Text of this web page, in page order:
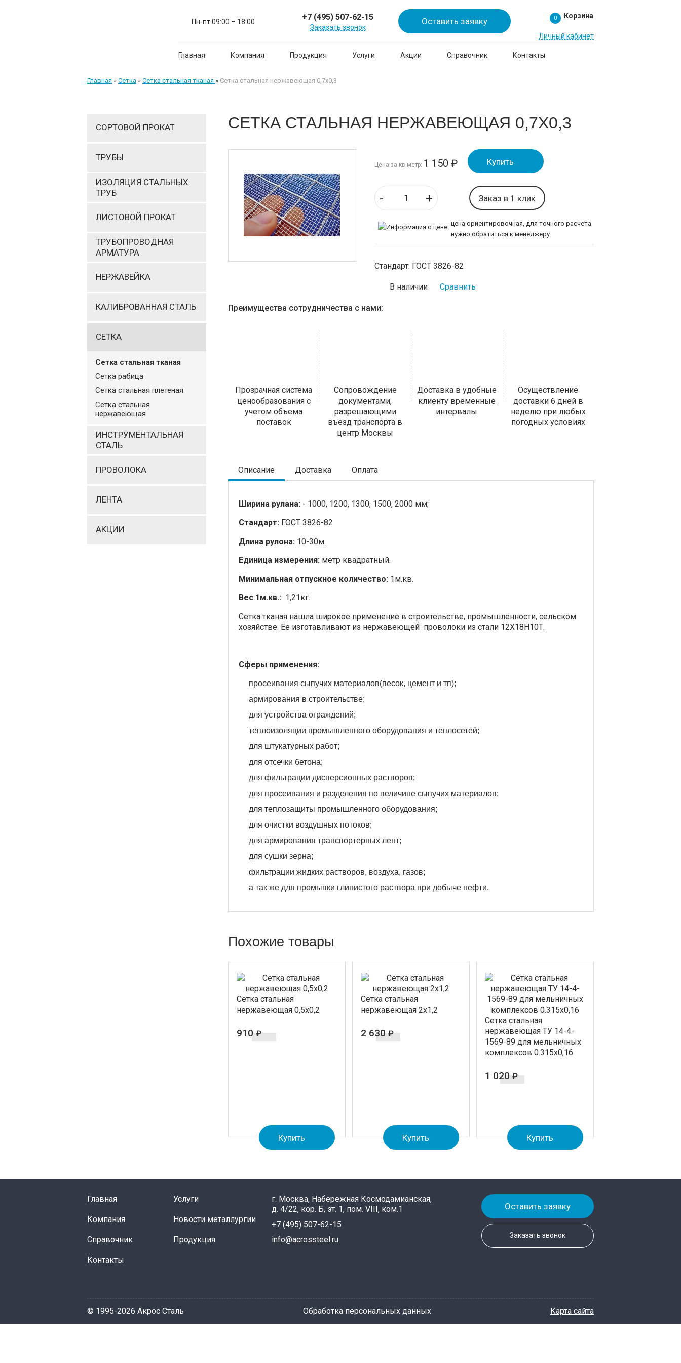
Пн-пт 09:00 – 18:00 +7 (495) 507-62-15
Заказать звонок
Оставить заявку
Корзина
0
Личный кабинет
Главная Компания Продукция Услуги Акции Справочник Контакты
Главная » Сетка » Cетка стальная тканая » Cетка стальная нержавеющая 0,7х0,3
СОРТОВОЙ ПРОКАТ
ТРУБЫ
ИЗОЛЯЦИЯ СТАЛЬНЫХ
ТРУБ
ЛИСТОВОЙ ПРОКАТ
ТРУБОПРОВОДНАЯ
АРМАТУРА
НЕРЖАВЕЙКА
КАЛИБРОВАННАЯ СТАЛЬ
СЕТКА
Cетка стальная тканая
Сетка рабица
Сетка стальная плетеная
Сетка стальная
нержавеющая
ИНСТРУМЕНТАЛЬНАЯ
СТАЛЬ
ПРОВОЛОКА
ЛЕНТА
АКЦИИ
CЕТКА СТАЛЬНАЯ НЕРЖАВЕЮЩАЯ 0,7Х0,3
Цена за кв.метр: 1 150 ₽ Купить
- + Заказ в 1 клик
цена ориентировочная, для точного расчета
нужно обратиться к менеджеру
Стандарт: ГОСТ 3826-82
В наличии Сравнить
Преимущества сотрудничества с нами:
Прозрачная система
ценообразования с
учетом объема
поставок
Сопровождение
документами,
разрешающими
въезд транспорта в
центр Москвы
Доставка в удобные
клиенту временные
интервалы
Осуществление
доставки 6 дней в
неделю при любых
погодных условиях
Описание Доставка Оплата
Ширина рулана: - 1000, 1200, 1300, 1500, 2000 мм;
Стандарт: ГОСТ 3826-82
Длина рулона: 10-30м.
Единица измерения: метр квадратный.
Минимальная отпускное количество: 1м.кв.
Вес 1м.кв.: 1,21кг.
Сетка тканая нашла широкое применение в строительстве, промышленности, сельском
хозяйстве. Ее изготавливают из нержавеющей проволоки из стали 12Х18Н10Т.
Сферы применения:
просеивания сыпучих материалов(песок, цемент и тп);
армирования в строительстве;
для устройства ограждений;
теплоизоляции промышленного оборудования и теплосетей;
для штукатурных работ;
для отсечки бетона;
для фильтрации дисперсионных растворов;
для просеивания и разделения по величине сыпучих материалов;
для теплозащиты промышленного оборудования;
для очистки воздушных потоков;
для армирования транспортерных лент;
для сушки зерна;
фильтрации жидких растворов, воздуха, газов;
а так же для промывки глинистого раствора при добыче нефти.
Похожие товары
Cетка стальная
нержавеющая 0,5x0,2
910 ₽
Купить
Cетка стальная
нержавеющая 2х1,2
2 630 ₽
Купить
Cетка стальная
нержавеющая ТУ 14-4-
1569-89 для мельничных
комплексов 0.315х0,16
1 020 ₽
Купить
Главная Услуги
Компания Новости металлургии
Справочник Продукция
Контакты
г. Москва, Набережная Космодамианская,
д. 4/22, кор. Б, эт. 1, пом. VIII, ком.1
+7 (495) 507-62-15
info@acrossteel.ru
Оставить заявку
Заказать звонок
© 1995-2026 Акрос Сталь Обработка персональных данных Карта сайта